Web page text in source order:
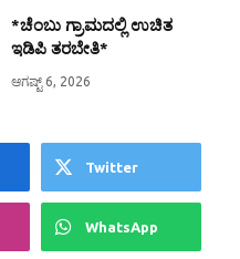
*ಚೆಂಬು ಗ್ರಾಮದಲ್ಲಿ ಉಚಿತ
ಇಡಿಪಿ ತರಬೇತಿ*
ಆಗಷ್ಟ್ 6, 2026
Twitter
WhatsApp